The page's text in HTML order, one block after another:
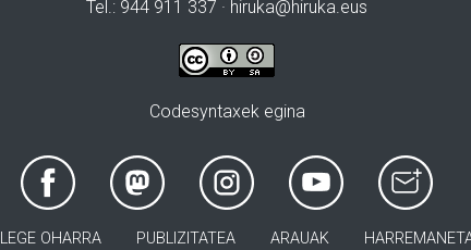
Tel.: 944 911 337 · hiruka@hiruka.eus
Codesyntaxek egina
LEGE OHARRA PUBLIZITATEA ARAUAK